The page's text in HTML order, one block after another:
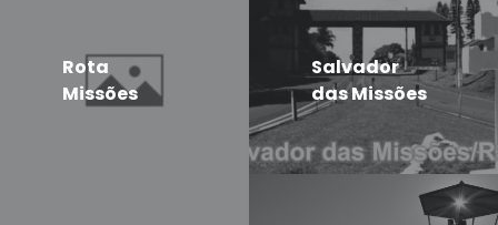
Rota
Missões
Salvador
das Missões